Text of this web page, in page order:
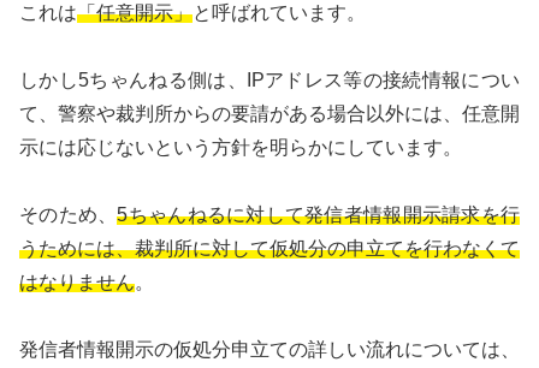
これは「任意開示」と呼ばれています。
しかし5ちゃんねる側は、IPアドレス等の接続情報につい
て、警察や裁判所からの要請がある場合以外には、任意開
示には応じないという方針を明らかにしています。
そのため、5ちゃんねるに対して発信者情報開示請求を行
うためには、裁判所に対して仮処分の申立てを行わなくて
はなりません。
発信者情報開示の仮処分申立ての詳しい流れについては、